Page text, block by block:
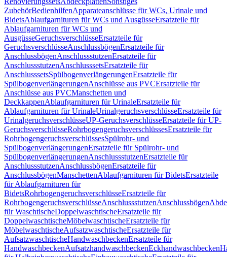
ZubehörBedienhilfenApparateanschlüsse für WCs, Urinale und
BidetsAblaufgarnituren für WCs und AusgüsseErsatzteile für
Ablaufgarnituren für WCs und
AusgüsseGeruchsverschlüsseErsatzteile für
GeruchsverschlüsseAnschlussbögenErsatzteile für
AnschlussbögenAnschlussstutzenErsatzteile für
AnschlussstutzenAnschlusssetsErsatzteile für
AnschlusssetsSpülbogenverlängerungenErsatzteile für
SpülbogenverlängerungenAnschlüsse aus PVCErsatzteile für
Anschlüsse aus PVCManschetten und
DeckkappenAblaufgarnituren für UrinaleErsatzteile für
Ablaufgarnituren für UrinaleUrinalgeruchsverschlüsseErsatzteile für
UrinalgeruchsverschlüsseUP-GeruchsverschlüsseErsatzteile für UP-
GeruchsverschlüsseRohrbogengeruchsverschlüssesErsatzteile für
RohrbogengeruchsverschlüssesSpülrohr- und
SpülbogenverlängerungenErsatzteile für Spülrohr- und
SpülbogenverlängerungenAnschlussstutzenErsatzteile für
AnschlussstutzenAnschlussbögenErsatzteile für
AnschlussbögenManschettenAblaufgarnituren für BidetsErsatzteile
für Ablaufgarnituren für
BidetsRohrbogengeruchsverschlüsseErsatzteile für
RohrbogengeruchsverschlüsseAnschlussstutzenAnschlussbögen
für WaschtischeDoppelwaschtischeErsatzteile für
DoppelwaschtischeMöbelwaschtischeErsatzteile für
MöbelwaschtischeAufsatzwaschtischeErsatzteile für
AufsatzwaschtischeHandwaschbeckenErsatzteile für
HandwaschbeckenAufsatzhandwaschbeckenEckhandwaschbecken